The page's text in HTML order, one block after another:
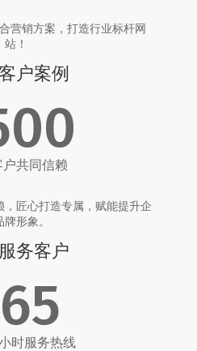
营销方案，打造行业标杆网
站！
户案例
户共同信赖
匠心打造专属，赋能提升企
牌形象。
务客户
时服务热线